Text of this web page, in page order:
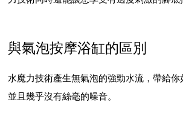
與氣泡按摩浴缸的區別
水魔力技術產生無氣泡的強勁水流，帶給你
並且幾乎沒有絲毫的噪音。